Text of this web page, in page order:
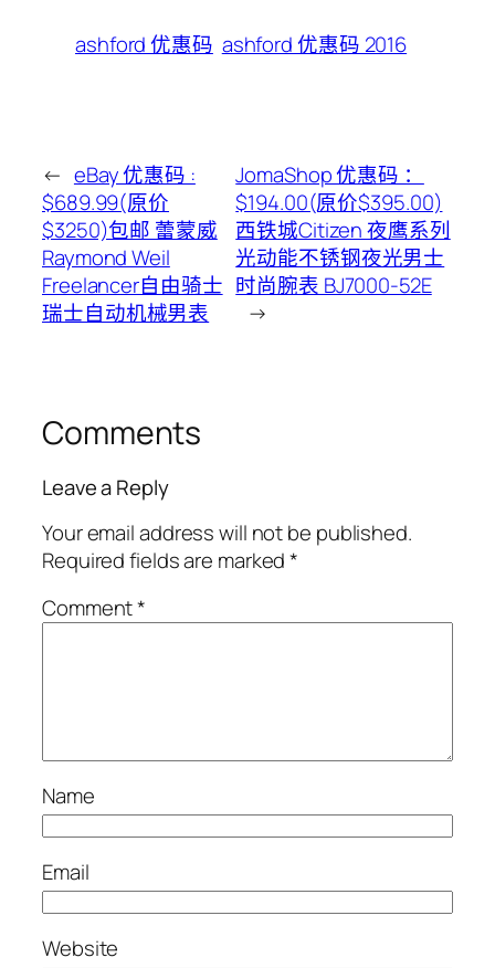
ashford 优惠码 ashford 优惠码 2016
← eBay 优惠码 :
$689.99(原价
$3250)包邮 蕾蒙威
Raymond Weil
Freelancer自由骑士
瑞士自动机械男表
JomaShop 优惠码 ：
$194.00(原价$395.00)
西铁城Citizen 夜鹰系列
光动能不锈钢夜光男士
时尚腕表 BJ7000-52E
→
Comments
Leave a Reply
Your email address will not be published.
Required fields are marked*
Comment*
Name
Email
Website